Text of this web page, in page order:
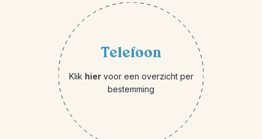
Telefoon
Klik hiervoor een overzicht per
bestemming